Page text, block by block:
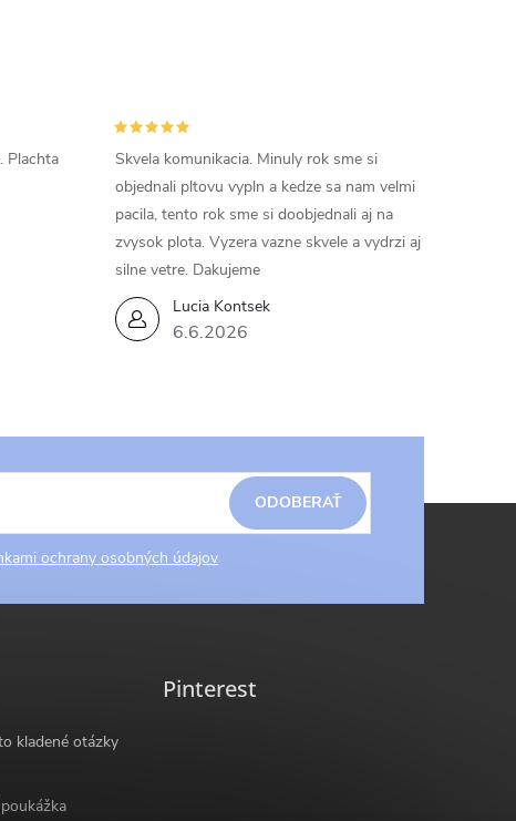
Plachta
Lucia Kontsek
6.6.2026
Skvela komunikacia. Minuly rok sme si
objednali pltovu vypln a kedze sa nam velmi
pacila, tento rok sme si doobjednali aj na
zvysok plota. Vyzera vazne skvele a vydrzi aj
silne vetre. Dakujeme
ochrany osobných údajov
ODOBERAŤ
kladené otázky
Pinterest